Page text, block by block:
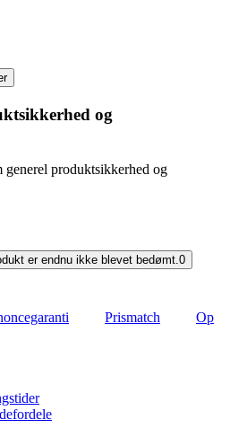
og
produktsikkerhed og
er endnu ikke blevet bedømt. 0
Prismatch
Op